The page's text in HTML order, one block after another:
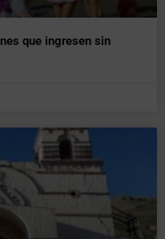
que ingresen sin